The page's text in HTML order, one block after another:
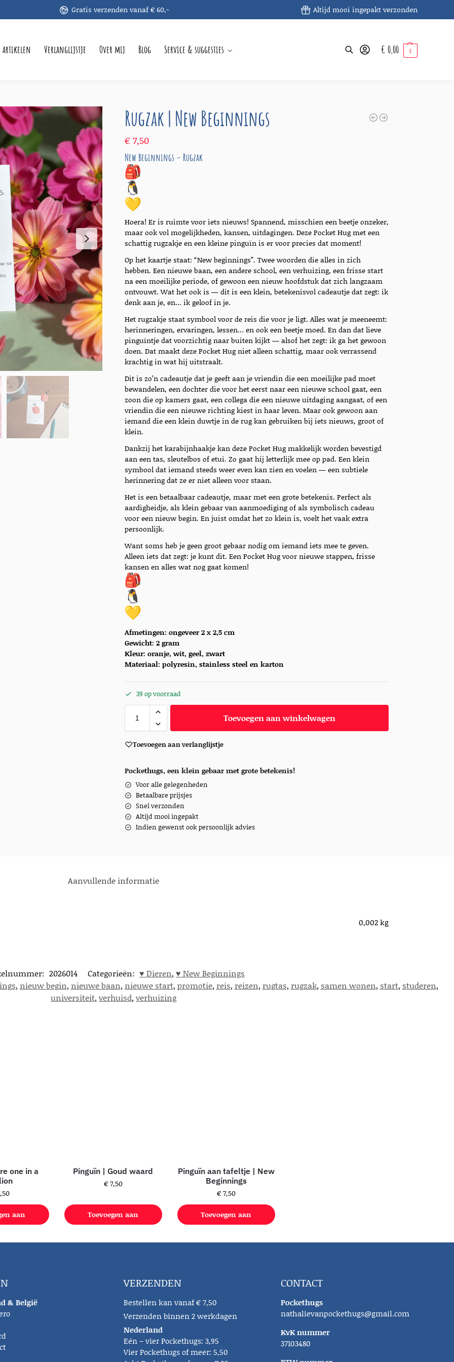
Gratis verzenden vanaf € 60,- Altijd mooi ingepakt verzonden
artikelen Verlanglijstje Over mij Blog Service & suggesties € 0,00 0
Rugzak | New Beginnings
€7,50
New Beginnings – Rugzak
Hoera! Er is ruimte voor iets nieuws! Spannend, misschien een beetje onzeker,
maar ook vol mogelijkheden, kansen, uitdagingen. Deze Pocket Hug met een
schattig rugzakje en een kleine pinguïn is er voor precies dat moment!
Op het kaartje staat: “New beginnings”. Twee woorden die alles in zich
hebben. Een nieuwe baan, een andere school, een verhuizing, een frisse start
na een moeilijke periode, of gewoon een nieuw hoofdstuk dat zich langzaam
ontvouwt. Wat het ook is — dit is een klein, betekenisvol cadeautje dat zegt: ik
denk aan je, en… ik geloof in je.
Het rugzakje staat symbool voor de reis die voor je ligt. Alles wat je meeneemt:
herinneringen, ervaringen, lessen… en ook een beetje moed. En dan dat lieve
pinguïntje dat voorzichtig naar buiten kijkt — alsof het zegt: ik ga het gewoon
doen. Dat maakt deze Pocket Hug niet alleen schattig, maar ook verrassend
krachtig in wat hij uitstraalt.
Dit is zo’n cadeautje dat je geeft aan je vriendin die een moeilijke pad moet
bewandelen, een dochter die voor het eerst naar een nieuwe school gaat, een
zoon die op kamers gaat, een collega die een nieuwe uitdaging aangaat, of een
vriendin die een nieuwe richting kiest in haar leven. Maar ook gewoon aan
iemand die een klein duwtje in de rug kan gebruiken bij iets nieuws, groot of
klein.
Dankzij het karabijnhaakje kan deze Pocket Hug makkelijk worden bevestigd
aan een tas, sleutelbos of etui. Zo gaat hij letterlijk mee op pad. Een klein
symbool dat iemand steeds weer even kan zien en voelen — een subtiele
herinnering dat ze er niet alleen voor staan.
Het is een betaalbaar cadeautje, maar met een grote betekenis. Perfect als
aardigheidje, als klein gebaar van aanmoediging of als symbolisch cadeau
voor een nieuw begin. En juist omdat het zo klein is, voelt het vaak extra
persoonlijk.
Want soms heb je geen groot gebaar nodig om iemand iets mee te geven.
Alleen iets dat zegt: je kunt dit. Een Pocket Hug voor nieuwe stappen, frisse
kansen en alles wat nog gaat komen!
Afmetingen: ongeveer 2 x 2,5 cm
Gewicht: 2 gram
Kleur: oranje, wit, geel, zwart
Materiaal: polyresin, stainless steel en karton
39 op voorraad
Toevoegen aan winkelwagen
Toevoegen aan verlanglijstje
Pockethugs, een klein gebaar met grote betekenis!
Voor alle gelegenheden
Betaalbare prijsjes
Snel verzonden
Altijd mooi ingepakt
Indien gewenst ook persoonlijk advies
Aanvullende informatie
0,002 kg
2026014 Categorieën: ♥︎ Dieren, ♥︎ New Beginnings
, nieuw begin, nieuwe baan, nieuwe start, promotie, reis, reizen, rugtas, rugzak, samen wonen, start, studeren,
universiteit, verhuisd, verhuizing
one in a
aan
Pinguïn | Goud waard
€7,50
Toevoegen aan
Pinguïn aan tafeltje | New
Beginnings
€7,50
Toevoegen aan
& België
VERZENDEN
Bestellen kan vanaf € 7,50
Verzenden binnen 2 werkdagen
Nederland
Eén – vier Pockethugs: 3,95
Vier Pockethugs of meer: 5,50
CONTACT
Pockethugs
nathalievanpockethugs@gmail.com
KvK nummer
37103480